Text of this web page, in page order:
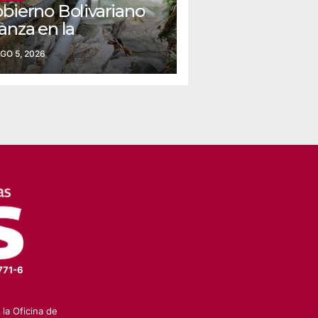
Bolivariano
en la
del
Las Lajas
5, 2026
6
la Oficina de